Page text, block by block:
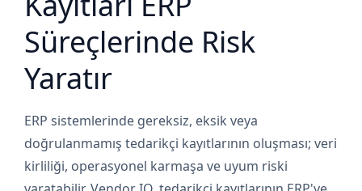
Süreçlerinde Risk
Yaratır
ERP sistemlerinde gereksiz, eksik veya
doğrulanmamış tedarikçi kayıtlarının oluşması; veri
kirliliği, operasyonel karmaşa ve uyum riski